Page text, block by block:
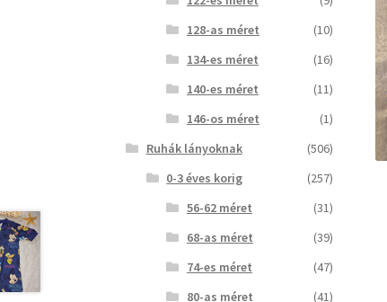
128-as méret
(10)
134-es méret
(16)
140-es méret
(11)
146-os méret
(1)
Ruhák lányoknak
(506)
0-3 éves korig
(257)
56-62 méret
(31)
68-as méret
(39)
74-es méret
(47)
80-as méret
(41)